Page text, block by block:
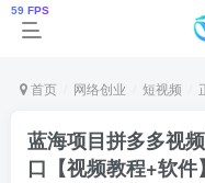
首页 网络创业 短视频
蓝海项目拼多多视
口【视频教程+软件】